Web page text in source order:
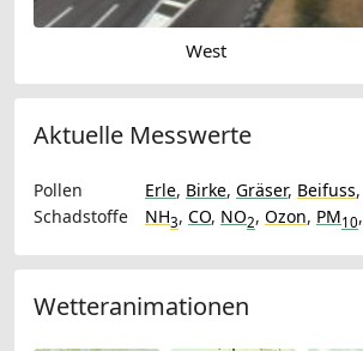
West
Aktuelle Messwerte
Pollen Erle, Birke, Gräser, Beifuss,
Schadstoffe
NH3, CO, NO2, Ozon, PM10,
Wetteranimationen